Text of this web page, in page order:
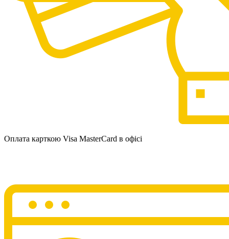
Оплата карткою Visa MasterCard в офісі